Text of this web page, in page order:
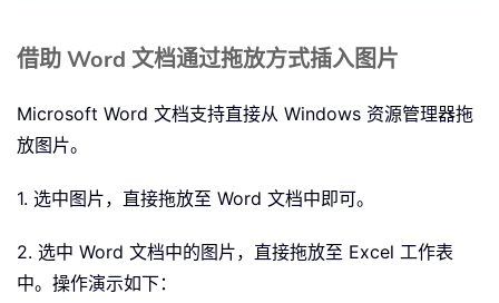
借助 Word 文档通过拖放方式插入图片
Microsoft Word 文档支持直接从 Windows 资源管理器拖
放图片。
1. 选中图片，直接拖放至 Word 文档中即可。
2. 选中 Word 文档中的图片，直接拖放至 Excel 工作表
中。操作演示如下：